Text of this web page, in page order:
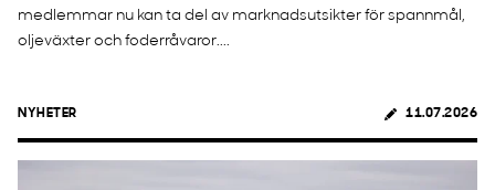
medlemmar nu kan ta del av marknadsutsikter för spannmål,
oljeväxter och foderråvaror....
NYHETER 11.07.2026